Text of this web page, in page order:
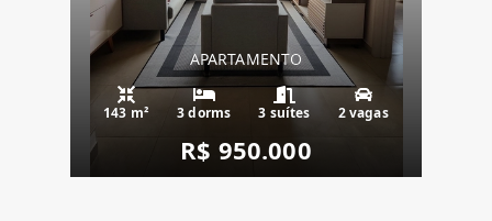
APARTAMENTO
143 m² 3 dorms 3 suítes 2 vagas
R$ 950.000